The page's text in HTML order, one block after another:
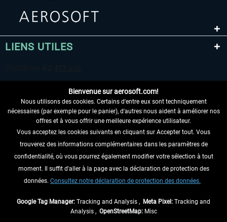
LIENS UTILES
RENONCER AU CONTRAT ICI
INFORMATIONS
NE MANQUEZ PAS LES DERNIÈRES
Bienvenue sur aerosoft.com!
Nous utilisons des cookies. Certains d'entre eux sont techniquement
nécessaires (par exemple pour le panier), d'autres nous aident à améliorer nos
offres et à vous offrir une meilleure expérience utilisateur.
Vous acceptez les cookies suivants en cliquant sur Accepter tout. Vous
trouverez des informations complémentaires dans les paramètres de
confidentialité, où vous pourrez également modifier votre sélection à tout
moment. Il suffit d'aller à la page avec la déclaration de protection des
données. Consultez notre déclaration de protection des données.
Google Tag Manager: Tracking and Analysis , Meta Pixel: Tracking and
Analysis , OpenStreetMap:Misc